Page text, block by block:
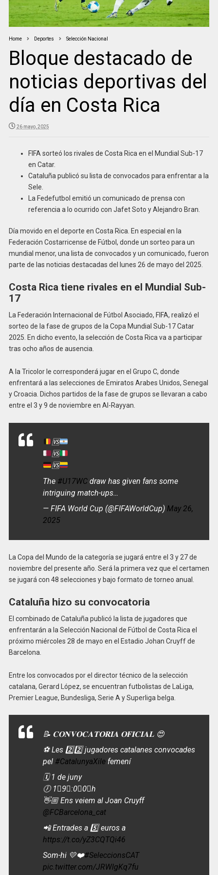
Home Deportes Selección Nacional
Bloque destacado de
noticias deportivas del
día en Costa Rica
26 mayo, 2025
FIFA sorteó los rivales de Costa Rica en el Mundial Sub-17
en Catar.
Cataluña publicó su lista de convocados para enfrentar a la
Sele.
La Fedefutbol emitió un comunicado de prensa con
referencia a lo ocurrido con Jafet Soto y Alejandro Bran.
Día movido en el deporte en Costa Rica. En especial en la
Federación Costarricense de Fútbol, donde un sorteo para un
mundial menor, una lista de convocados y un comunicado, fueron
parte de las noticias destacadas del lunes 26 de mayo del 2025.
Costa Rica tiene rivales en el Mundial Sub-
17
La Federación Internacional de Fútbol Asociado, FIFA, realizó el
sorteo de la fase de grupos de la Copa Mundial Sub-17 Catar
2025. En dicho evento, la selección de Costa Rica va a participar
tras ocho años de ausencia.
A la Tricolor le corresponderá jugar en el Grupo C, donde
enfrentará a las selecciones de Emiratos Arabes Unidos, Senegal
y Croacia. Dichos partidos de la fase de grupos se llevaran a cabo
entre el 3 y 9 de noviembre en Al-Rayyan.
🆚
🆚
🆚
The #U17WCdraw has given fans some
intriguing match-ups…
— FIFA World Cup (@FIFAWorldCup) May 26,
2025
La Copa del Mundo de la categoría se jugará entre el 3 y 27 de
noviembre del presente año. Será la primera vez que el certamen
se jugará con 48 selecciones y bajo formato de torneo anual.
Cataluña hizo su convocatoria
El combinado de Cataluña publicó la lista de jugadores que
enfrentarán a la Selección Nacional de Fútbol de Costa Rica el
próximo miércoles 28 de mayo en el Estadio Johan Cruyff de
Barcelona.
Entre los convocados por el director técnico de la selección
catalana, Gerard López, se encuentran futbolistas de LaLiga,
Premier League, Bundesliga, Serie A y Superliga belga.
📝 𝐂𝐎𝐍𝐕𝐎𝐂𝐀𝐓𝐎̀𝐑𝐈𝐀 𝐎𝐅𝐈𝐂𝐈𝐀𝐋 😍
⚽️ Les 2️⃣2️⃣ jugadores catalanes convocades
pel #CatalunyaXilefemení
🗓️ 1 de juny
🕖 1⃣9⃣:0⃣0⃣h
👋🏼 Ens veiem al Joan Cruyff
@FCBarcelona_cat
📲 Entrades a 5️⃣ euros a
https://t.co/yZ3CQTQi46
Som-hi 💛❤️#SeleccionsCAT
pic.twitter.com/JRWlgKq7fu